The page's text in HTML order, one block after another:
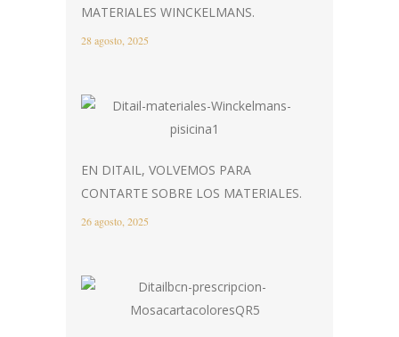
MATERIALES WINCKELMANS.
28 agosto, 2025
EN DITAIL, VOLVEMOS PARA
CONTARTE SOBRE LOS MATERIALES.
26 agosto, 2025